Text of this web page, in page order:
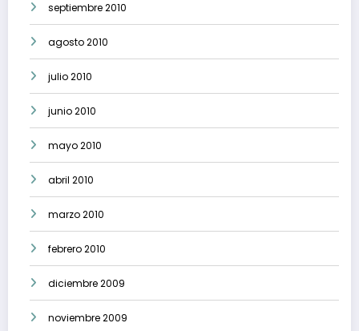
septiembre 2010
agosto 2010
julio 2010
junio 2010
mayo 2010
abril 2010
marzo 2010
febrero 2010
diciembre 2009
noviembre 2009